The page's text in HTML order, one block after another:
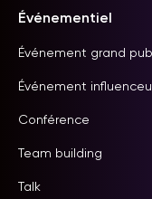
Événementiel
Événement grand
Événement
Conférence
Team building
Talk